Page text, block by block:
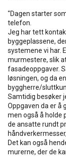
"Dagen starter
telefon.
Jeg har tett
byggeplassene,
systemene vi har.
murmestere, slik
fasadeoppgaver.
løsningen, og da
byggherre/
Samtidig besøker
Oppgaven da er å
men også å holde
de ansatte rundt
Det kan også
murerne, der de